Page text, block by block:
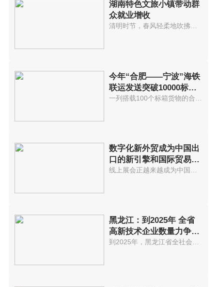
湖南特色文旅小镇带动群
众就业增收
清明时节，春风轻柔地吹拂着桃花...
今年“合肥——宁波”海铁
联运发送突破10000标准
箱 发送箱
数字化新外贸成为中国出
口的新引擎和国际贸易发
展不可逆
黑龙江：到2025年 全省
高新技术企业数量力争突
破5000家